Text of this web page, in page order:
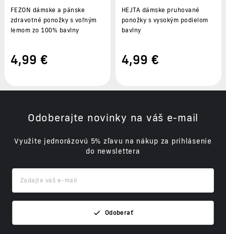
FEZON dámske a pánske
zdravotné ponožky s voľným
lemom zo 100% bavlny
4,99 €
HEJTA dámske pruhované
ponožky s vysokým podielom
bavlny
4,99 €
Odoberajte novinky na váš e-mail
Využite jednorázovú 5% zľavu na nákup za prihlásenie
do newslettera
Odoberať